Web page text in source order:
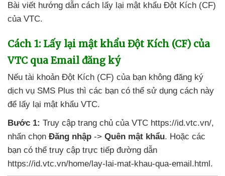
Bài viết hướng dẫn cách lấy lại mật khẩu Đột Kích (CF)
của VTC.
Cách 1: Lấy lại mật khẩu Đột Kích (CF) của
VTC qua Email đăng ký
Nếu tài khoản Đột Kích (CF) của bạn không đăng ký
dịch vụ SMS Plus thì các bạn có thể sử dụng cách này
để lấy lại mật khẩu VTC.
Bước 1: Truy cập trang chủ của VTC https://id.vtc.vn/,
nhấn chọn Đăng nhập -> Quên mật khẩu. Hoặc các
bạn có thể truy cập trực tiếp đường dẫn
https://id.vtc.vn/home/lay-lai-mat-khau-qua-email.html.